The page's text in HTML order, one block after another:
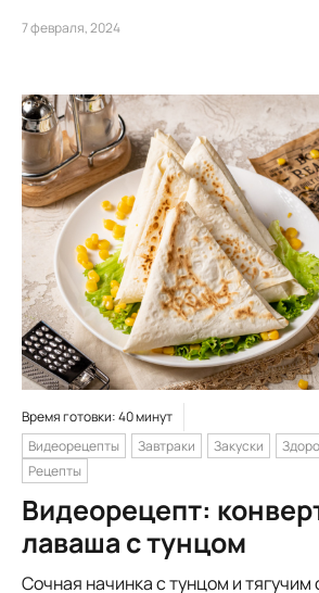
7 февраля, 2024
Время готовки: 40 минут
Видеорецепты
Завтраки Закуски
Рецепты
Видеорецепт:
лаваша с тунцом
Сочная начинка с тунцом и тягучим